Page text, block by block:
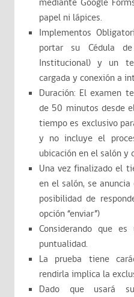
papel ni lápices.
Implementos
portar su Cédula
Institucional) y un
cargada y conexión a
Duración: El examen
de 50 minutos desde
tiempo es exclusivo
y no incluye el
ubicación en el salón y
Una vez finalizado el
en el salón, se
posibilidad de
opción “enviar”)
Considerando que
puntualidad.
La prueba tiene
rendirla implica la
Dado que usará